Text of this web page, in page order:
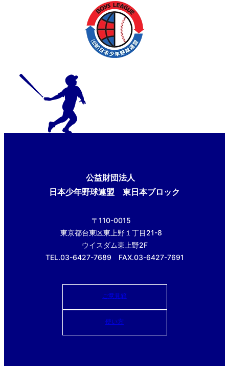
公益財団法人
日本少年野球連盟 東日本ブロック
〒110-0015
東京都台東区東上野１丁目21-8
ウイスダム東上野2F
TEL.03-6427-7689 FAX.03-6427-7691
ご意見箱
使い方